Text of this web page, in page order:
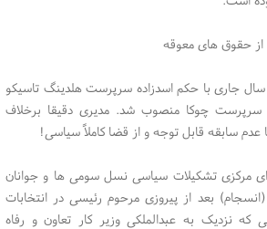
از حقوق های معوقه
یکشنبه ۱۲ اسفند سال جاری با حکم اسدزاده سرپرست هلدینگ تاسیکو
چوکا منصوب شد. مدیری دقیقا برخلاف
عدم سابقه قابل توجه و از قضا کاملاً سیاسی!
تشکیلات سیاسی نسل سومی ها و جوانان
بعد از پیروزی مرحوم رئیسی در انتخابات
نزدیک به عبدالملکی وزیر کار تعاون و رفاه